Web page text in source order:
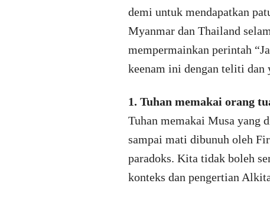
demi untuk mendapatkan
Myanmar dan Thailand
mempermainkan perintah
keenam ini dengan teliti dan
1. Tuhan memakai orang
Tuhan memakai Musa yang
sampai mati dibunuh oleh
paradoks. Kita tidak boleh
konteks dan pengertian